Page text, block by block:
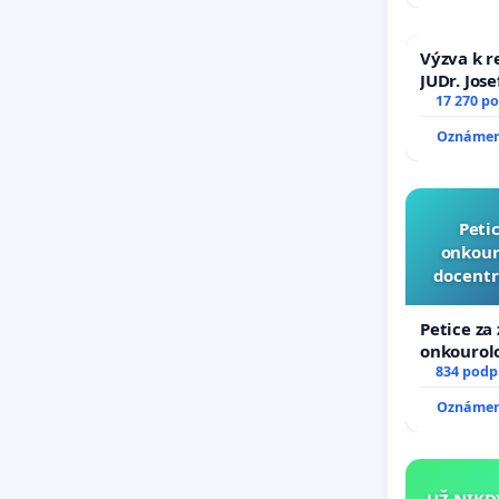
Výzva k
JUDr.
důvěry
17 270
Petice
834